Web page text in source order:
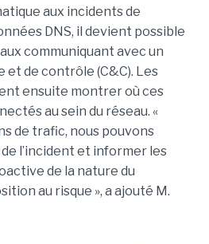
aux incidents de
DNS, il devient possible
communiquant avec un
et de contrôle (C&C). Les
ensuite montrer où ces
au sein du réseau. «
de trafic, nous pouvons
l’incident et informer les
de la nature du
au risque », a ajouté M.